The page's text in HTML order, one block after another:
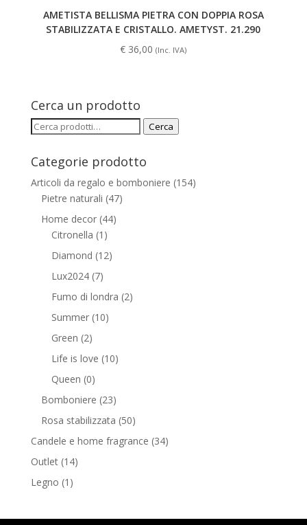
AMETISTA BELLISMA PIETRA CON DOPPIA ROSA
STABILIZZATA E CRISTALLO. AMETYST. 21.290
€ 36,00 (Inc. IVA)
Cerca un prodotto
Cerca: Cerca
Categorie prodotto
Articoli da regalo e bomboniere (154)
Pietre naturali (47)
Home decor (44)
Citronella (1)
Diamond (12)
Lux2024 (7)
Fumo di londra (2)
Summer (10)
Green (2)
Life is love (10)
Queen (0)
Bomboniere (23)
Rosa stabilizzata (50)
Candele e home fragrance (34)
Outlet (14)
Legno (1)